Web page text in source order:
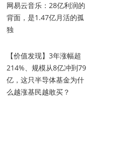
网易云音乐：28亿利润的
背面，是1.47亿月活的孤
独
【价值发现】3年涨幅超
214%、规模从8亿冲到79
亿，这只半导体基金为什
么越涨基民越敢买？